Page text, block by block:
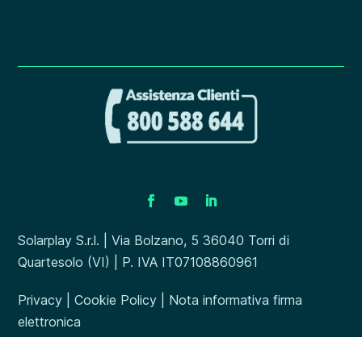
Solarplay S.r.l. | Via Bolzano, 5 36040 Torri di
Quartesolo (VI) | P. IVA IT07108860961
Privacy |Cookie Policy
Nota informativa firma
elettronica